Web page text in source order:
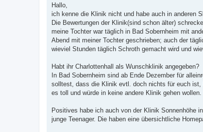
i
r
a
Hallo,
ich kenne die Klinik nicht und habe auch in anderen
Die Bewertungen der Klinik(sind schon älter)
meine Tochter war täglich in Bad Sobernheim mit
Abend mit meiner Tochter geschrieben; auch der
wieviel Stunden täglich Schroth gemacht wird und
Habt ihr Charlottenhall als Wunschklinik angegeben?
In Bad Sobernheim sind ab Ende Dezember für
solltest, dass die Klinik evtl. doch nichts für euch ist,
es toll und würde in keine andere Klinik gehen wollen.
Positives habe ich auch von der Klinik Sonnenhöhe
junge Teenager. Die haben eine übersichtliche